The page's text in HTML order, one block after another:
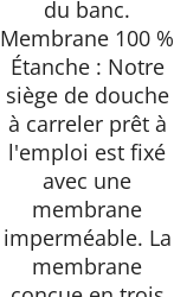
du banc.
Membrane 100 %
Étanche : Notre
siège de douche
à carreler prêt à
l'emploi est fixé
avec une
membrane
imperméable. La
membrane